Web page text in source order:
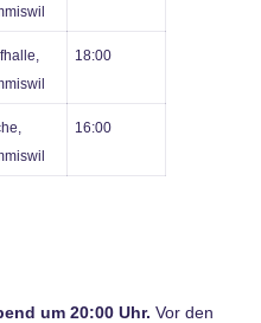
18:00
16:00
um 20:00 Uhr. Vor den